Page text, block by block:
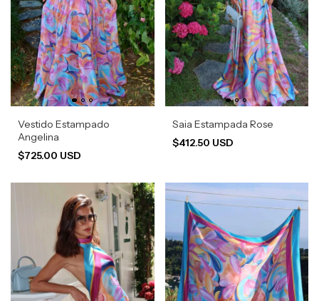
Vestido Estampado
Angelina
$725.00 USD
Saia Estampada Rose
$412.50 USD